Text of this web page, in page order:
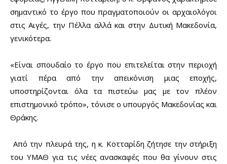
σημαντικό το έργο που πραγματοποιούν οι αρχαιολόγοι
στις Αιγές, την Πέλλα αλλά και στην Δυτική Μακεδονία,
γενικότερα.
«Είναι σπουδαίο το έργο που επιτελείται στην περιοχή
γιατί πέρα από την απεικόνιση μιας εποχής,
υποστηρίζονται όλα τα πιστεύω μας με τον πλέον
επιστημονικό τρόπο», τόνισε ο υπουργός Μακεδονίας και
Θράκης.
Από την πλευρά της, η κ. Κοτταρίδη ζήτησε την στήριξη
του ΥΜΑΘ για τις νέες ανασκαφές που θα γίνουν στις